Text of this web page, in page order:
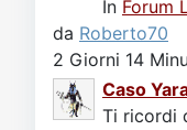
In Forum
da Roberto70
2 Giorni 14
Caso
Ti ricordi